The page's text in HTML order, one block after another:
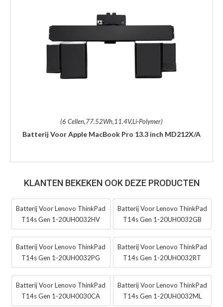
(6 Cellen,77.52Wh,11.4V,Li-Polymer)
Batterij Voor Apple MacBook Pro 13.3 inch MD212X/A
KLANTEN BEKEKEN OOK DEZE PRODUCTEN
Batterij Voor Lenovo ThinkPad
T14s Gen 1-20UH0032HV
Batterij Voor Lenovo ThinkPad
T14s Gen 1-20UH0032GB
Batterij Voor Lenovo ThinkPad
T14s Gen 1-20UH0032PG
Batterij Voor Lenovo ThinkPad
T14s Gen 1-20UH0032RT
Batterij Voor Lenovo ThinkPad
T14s Gen 1-20UH0030CA
Batterij Voor Lenovo ThinkPad
T14s Gen 1-20UH0032ML